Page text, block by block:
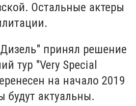
Остальные актеры
принял решение
тур "Very Special
на начало 2019
будут актуальны.